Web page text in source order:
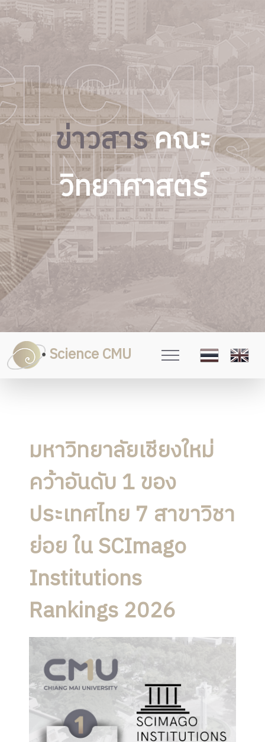
ข่าวสารคณะ
วิทยาศาสตร์
Science CMU
มหาวิทยาลัยเชียงใหม่
คว้าอันดับ 1 ของ
ประเทศไทย 7 สาขาวิชา
ย่อย ใน SCImago
Institutions
Rankings 2026